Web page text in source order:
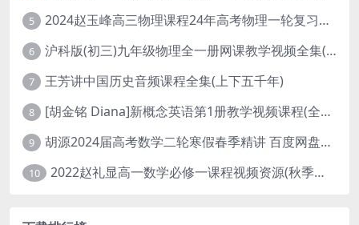
5 2024赵玉峰高三物理课程24年高考物理一轮复习网课教程
6 沪科版(初三)九年级物理全一册网课教学视频全集(录播版 杜春雨 66讲)
7 王芳讲中国历史音频课程全集(上下五千年)
8 [胡金铭 Diana]新概念英语第1册教学视频课程(全集 百度网盘下载)
9 胡源2024届高考数学二轮寒假春季精讲 百度网盘分享
10 2022赵礼显高一数学必修一课程视频资源(秋季班 含讲义)百度网盘云